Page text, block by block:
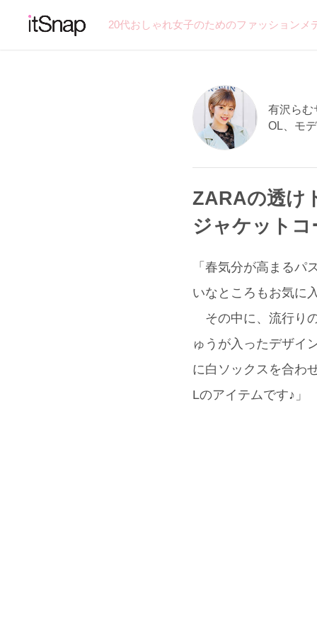
20代おしゃれ女子のためのファッション
有沢らむ
OL、モ
ZARAの透け
ジャケット
「春気分が高まる
いなところもお気に
その中に、流行り
ゅうが入ったデザイ
に白ソックスを合わ
Lのアイテムです♪」